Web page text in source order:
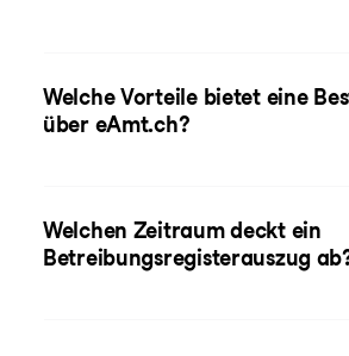
Welche Vorteile bietet eine
über eAmt.ch?
Welchen Zeitraum deckt ein
Betreibungsregisterauszug